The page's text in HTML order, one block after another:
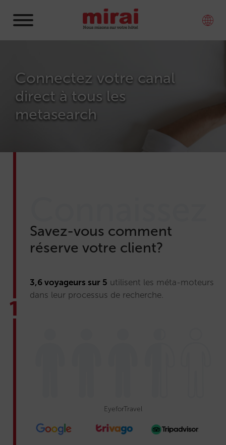
Connectez votre canal
direct à tous les
metasearch
Savez-vous comment
réserve votre client?
3,6 voyageurs sur 5 utilisent les méta-moteurs
dans leur processus de recherche.
EyeforTravel